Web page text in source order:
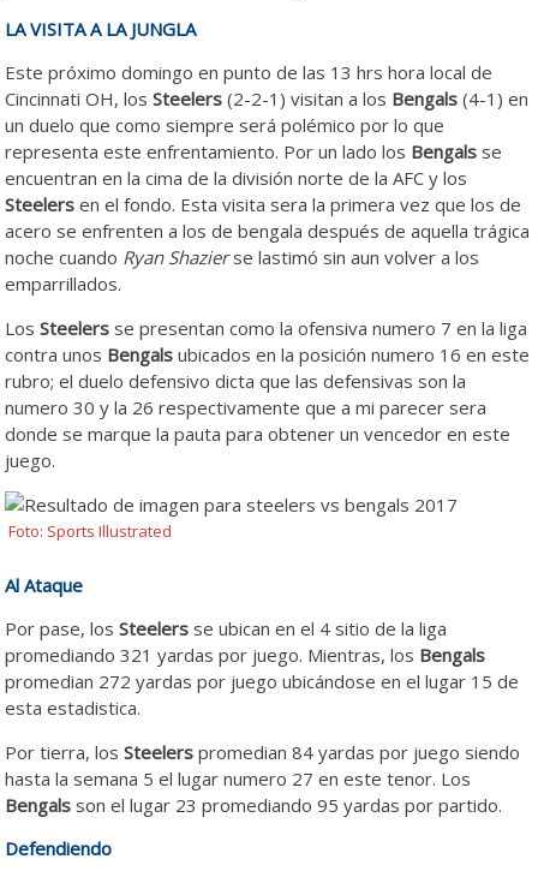
LA VISITA A LA JUNGLA
Este próximo domingo en punto de las 13 hrs hora local de
Cincinnati OH, losSteelers (2-2-1) visitan a los Bengals (4-1) en
un duelo que como siempre será polémico por lo que
representa este enfrentamiento. Por un lado los Bengals se
encuentran en la cima de la división norte de la AFC y los
Steelers en el fondo. Esta visita sera la primera vez que los de
acero se enfrenten a los de bengala después de aquella trágica
noche cuando Ryan Shazierse lastimó sin aun volver a los
emparrillados.
LosSteelers se presentan como la ofensiva numero 7 en la liga
contra unos Bengals ubicados en la posición numero 16 en este
rubro; el duelo defensivo dicta que las defensivas son la
numero 30 y la 26 respectivamente que a mi parecer sera
donde se marque la pauta para obtener un vencedor en este
juego.
Foto: Sports Illustrated
Al Ataque
Por pase, losSteelers se ubican en el 4 sitio de la liga
promediando 321 yardas por juego. Mientras, los Bengals
promedian 272 yardas por juego ubicándose en el lugar 15 de
esta estadistica.
Por tierra, losSteelers promedian 84 yardas por juego siendo
hasta la semana 5 el lugar numero 27 en este tenor. Los
Bengals son el lugar 23 promediando 95 yardas por partido.
Defendiendo